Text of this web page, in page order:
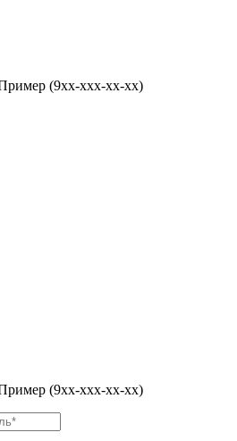
(9хх-ххх-хх-хх)
(9хх-ххх-хх-хх)